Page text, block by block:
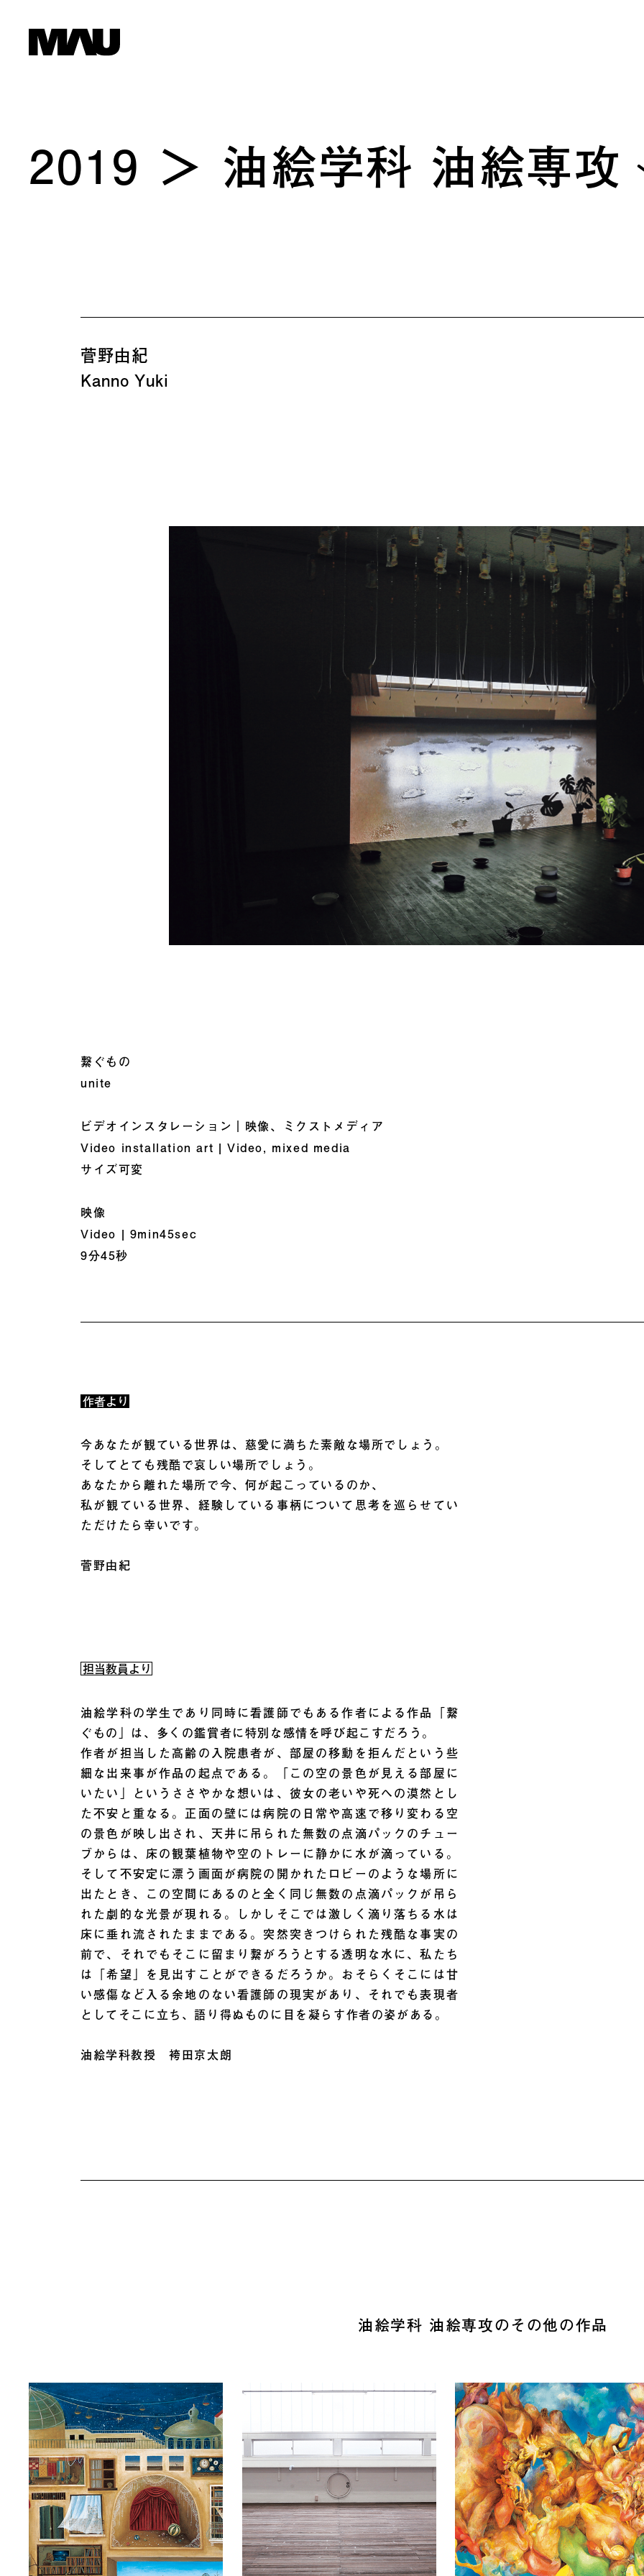
2019 油絵学科 油絵専攻
菅野由紀
Kanno Yuki
繋ぐもの
unite
ビデオインスタレーション｜映像、ミクストメディア
Video installation art | Video, mixed media
サイズ可変
映像
Video | 9min45sec
9分45秒
作者より
今あなたが観ている世界は、慈愛に満ちた素敵な場所でしょう。
そしてとても残酷で哀しい場所でしょう。
あなたから離れた場所で今、何が起こっているのか、
私が観ている世界、経験している事柄について思考を巡らせてい
ただけたら幸いです。
菅野由紀
担当教員より
油絵学科の学生であり同時に看護師でもある作者による作品「繋
ぐもの」は、多くの鑑賞者に特別な感情を呼び起こすだろう。
作者が担当した高齢の入院患者が、部屋の移動を拒んだという些
細な出来事が作品の起点である。「この空の景色が見える部屋に
いたい」というささやかな想いは、彼女の老いや死への漠然とし
た不安と重なる。正面の壁には病院の日常や高速で移り変わる空
の景色が映し出され、天井に吊られた無数の点滴パックのチュー
ブからは、床の観葉植物や空のトレーに静かに水が滴っている。
そして不安定に漂う画面が病院の開かれたロビーのような場所に
出たとき、この空間にあるのと全く同じ無数の点滴パックが吊ら
れた劇的な光景が現れる。しかしそこでは激しく滴り落ちる水は
床に垂れ流されたままである。突然突きつけられた残酷な事実の
前で、それでもそこに留まり繋がろうとする透明な水に、私たち
は「希望」を見出すことができるだろうか。おそらくそこには甘
い感傷など入る余地のない看護師の現実があり、それでも表現者
としてそこに立ち、語り得ぬものに目を凝らす作者の姿がある。
油絵学科教授 袴田京太朗
油絵学科 油絵専攻のその他の作品